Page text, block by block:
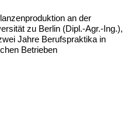
an der
zu Berlin (Dipl.-Agr.-Ing.),
Jahre Berufspraktika in
Betrieben